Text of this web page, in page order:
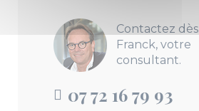
Contactez
Franck, votre
consultant.
07 72 16 79 93